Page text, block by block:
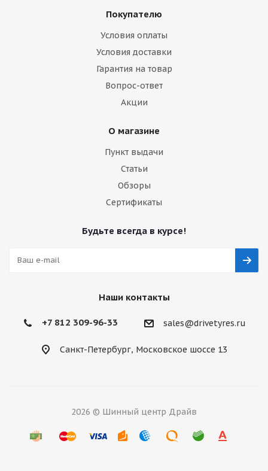
Покупателю
Условия оплаты
Условия доставки
Гарантия на товар
Вопрос-ответ
Акции
О магазине
Пункт выдачи
Статьи
Обзоры
Сертификаты
Будьте всегда в курсе!
Наши контакты
+7 812 309-96-33 sales@drivetyres.ru
Санкт-Петербург, Московское шоссе 13
2026 © Шинный центр Драйв